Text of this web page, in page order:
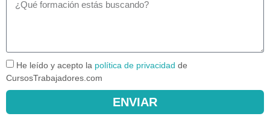
He leído y acepto la política de privacidad de
CursosTrabajadores.com
ENVIAR